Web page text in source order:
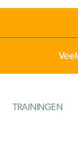
TRAININGEN